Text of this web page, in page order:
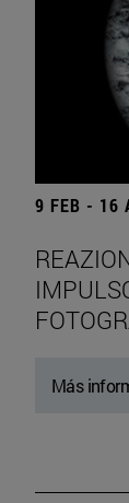
9 FEB - 16
Más